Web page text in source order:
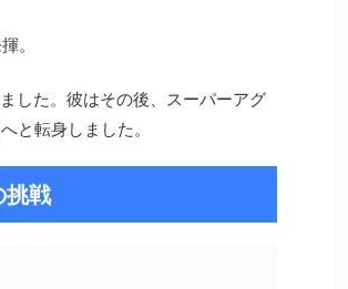
。
した。彼はその後、スーパーアグ
と転身しました。
挑戦